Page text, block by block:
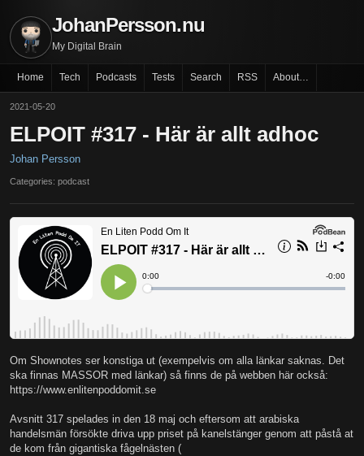
JohanPersson.nu
My Digital Brain
Home Tech Podcasts Tests Search RSS About…
2021-05-20
ELPOIT #317 - Här är allt adhoc
Johan Persson
Categories: podcast
Om Shownotes ser konstiga ut (exempelvis om alla länkar saknas. Det
ska finnas MASSOR med länkar) så finns de på webben här också:
https://www.enlitenpoddomit.se
Avsnitt 317 spelades in den 18 maj och eftersom att arabiska
handelsmän försökte driva upp priset på kanelstänger genom att påstå at
de kom från gigantiska fågelnästen (